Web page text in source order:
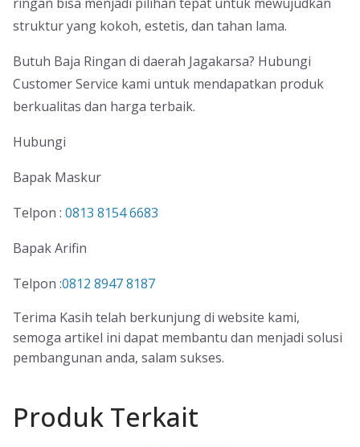
struktur yang kokoh, estetis, dan tahan lama.
Butuh Baja Ringan di daerah Jagakarsa? Hubungi
Customer Service kami untuk mendapatkan produk
berkualitas dan harga terbaik.
Hubungi
Bapak Maskur
Telpon : 0813 8154 6683
Bapak Arifin
Telpon :0812 8947 8187
Terima Kasih telah berkunjung di website kami,
semoga artikel ini dapat membantu dan menjadi solusi
pembangunan anda, salam sukses.
Produk Terkait